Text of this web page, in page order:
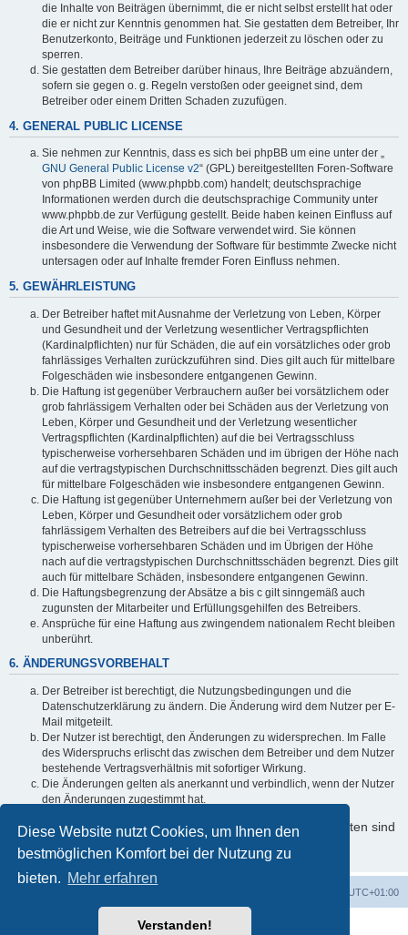
Diese Website nutzt Cookies, um Ihnen den
bestmöglichen Komfort bei der Nutzung zu
bieten. Mehr erfahren
Verstanden!
die Inhalte von Beiträgen übernimmt, die er nicht selbst erstellt hat oder
die er nicht zur Kenntnis genommen hat. Sie gestatten dem Betreiber, Ihr
Benutzerkonto, Beiträge und Funktionen jederzeit zu löschen oder zu
sperren.
Sie gestatten dem Betreiber darüber hinaus, Ihre Beiträge abzuändern,
sofern sie gegen o. g. Regeln verstoßen oder geeignet sind, dem
Betreiber oder einem Dritten Schaden zuzufügen.
4. GENERAL PUBLIC LICENSE
Sie nehmen zur Kenntnis, dass es sich bei phpBB um eine unter der „
GNU General Public License v2“ (GPL) bereitgestellten Foren-Software
von phpBB Limited (www.phpbb.com) handelt; deutschsprachige
Informationen werden durch die deutschsprachige Community unter
www.phpbb.de zur Verfügung gestellt. Beide haben keinen Einfluss auf
die Art und Weise, wie die Software verwendet wird. Sie können
insbesondere die Verwendung der Software für bestimmte Zwecke nicht
untersagen oder auf Inhalte fremder Foren Einfluss nehmen.
5. GEWÄHRLEISTUNG
Der Betreiber haftet mit Ausnahme der Verletzung von Leben, Körper
und Gesundheit und der Verletzung wesentlicher Vertragspflichten
(Kardinalpflichten) nur für Schäden, die auf ein vorsätzliches oder grob
fahrlässiges Verhalten zurückzuführen sind. Dies gilt auch für mittelbare
Folgeschäden wie insbesondere entgangenen Gewinn.
Die Haftung ist gegenüber Verbrauchern außer bei vorsätzlichem oder
grob fahrlässigem Verhalten oder bei Schäden aus der Verletzung von
Leben, Körper und Gesundheit und der Verletzung wesentlicher
Vertragspflichten (Kardinalpflichten) auf die bei Vertragsschluss
typischerweise vorhersehbaren Schäden und im übrigen der Höhe nach
auf die vertragstypischen Durchschnittsschäden begrenzt. Dies gilt auch
für mittelbare Folgeschäden wie insbesondere entgangenen Gewinn.
Die Haftung ist gegenüber Unternehmern außer bei der Verletzung von
Leben, Körper und Gesundheit oder vorsätzlichem oder grob
fahrlässigem Verhalten des Betreibers auf die bei Vertragsschluss
typischerweise vorhersehbaren Schäden und im Übrigen der Höhe
nach auf die vertragstypischen Durchschnittsschäden begrenzt. Dies gilt
auch für mittelbare Schäden, insbesondere entgangenen Gewinn.
Die Haftungsbegrenzung der Absätze a bis c gilt sinngemäß auch
zugunsten der Mitarbeiter und Erfüllungsgehilfen des Betreibers.
Ansprüche für eine Haftung aus zwingendem nationalem Recht bleiben
unberührt.
6. ÄNDERUNGSVORBEHALT
Der Betreiber ist berechtigt, die Nutzungsbedingungen und die
Datenschutzerklärung zu ändern. Die Änderung wird dem Nutzer per E-
Mail mitgeteilt.
Der Nutzer ist berechtigt, den Änderungen zu widersprechen. Im Falle
des Widerspruchs erlischt das zwischen dem Betreiber und dem Nutzer
bestehende Vertragsverhältnis mit sofortiger Wirkung.
Die Änderungen gelten als anerkannt und verbindlich, wenn der Nutzer
den Änderungen zugestimmt hat.
Informationen über den Umgang mit Ihren persönlichen Daten sind
in der Datenschutzerklärung enthalten.
UTC+01:00
Powered byphpBB® Forum Software © phpBB Limited